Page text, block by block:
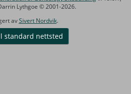
Lythgoe © 2001-2026.
avSivert Nordvik.
standard nettsted